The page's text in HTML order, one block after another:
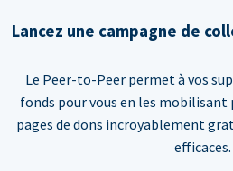
Lancez une campagne de
Le Peer-to-Peer permet à vos
fonds pour vous en les
pages de dons incroyablement
efficaces.